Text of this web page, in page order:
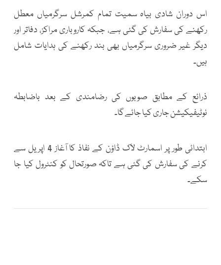
اس دوران شادی بیاہ سمیت تمام کمرشل سرگرمیاں معطل
رکھنے کی سفارش کی گئی ہے، جبکہ کاروباری مراکز، دفاتر اور
دیگر غیر ضروری سرگرمیاں بھی بند رکھنے کی ہدایات شامل
ہیں۔
ذرائع کے مطابق صوبوں کی رضامندی کے بعد باضابطہ
نوٹیفیکیشن جاری کیا جائے گا۔
ابتدائی طور پر اسمارٹ لاک ڈاؤن کے نفاذ کا آغاز 4 اپریل سے
کرنے کی سفارش کی گئی ہے تاکہ صورتحال کو کنٹرول کیا جا
سکے۔